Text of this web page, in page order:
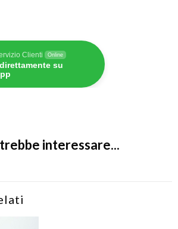
Clienti Online
su
interessare...